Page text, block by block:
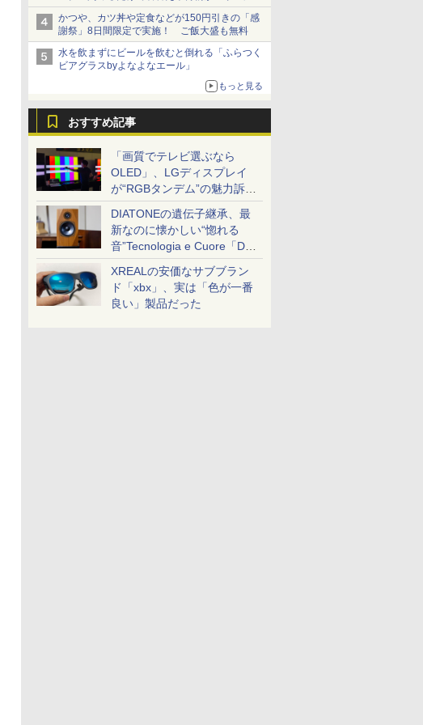
とまる
かつや、カツ丼や定食などが150円引きの「感
謝祭」8日間限定で実施！ ご飯大盛も無料
水を飲まずにビールを飲むと倒れる「ふらつく
ビアグラスbyよなよなエール」
もっと見る
おすすめ記事
「画質でテレビ選ぶなら
OLED」、LGディスプレイ
が“RGBタンデム”の魅力訴
求。液晶とのガチ比較も
DIATONEの遺伝子継承、最
新なのに懐かしい“惚れる
音”Tecnologia e Cuore「DS-
TC52B」を聴く
XREALの安価なサブブラン
ド「xbx」、実は「色が一番
良い」製品だった